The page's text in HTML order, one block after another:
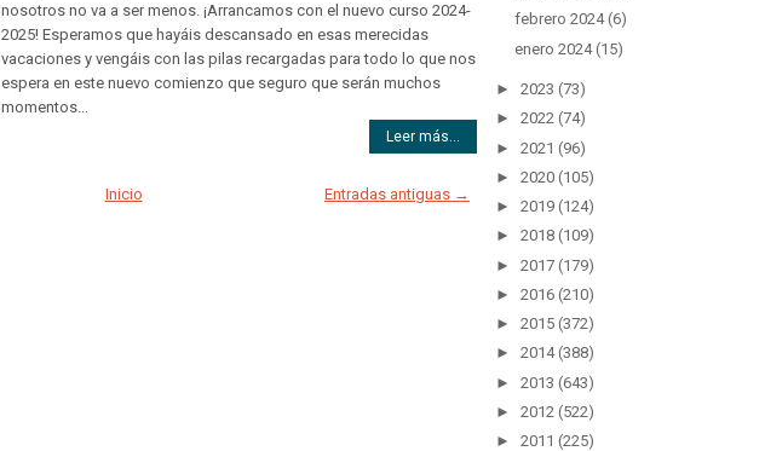
nosotros no va a ser menos. ¡Arrancamos con el nuevo curso 2024-
2025! Esperamos que hayáis descansado en esas merecidas
vacaciones y vengáis con las pilas recargadas para todo lo que nos
espera en este nuevo comienzo que seguro que serán muchos
momentos...
Leer más...
Entradas antiguas →
Inicio
febrero 2024(6)
enero 2024(15)
► 2023 (73)
► 2022 (74)
► 2021 (96)
► 2020 (105)
► 2019 (124)
► 2018 (109)
► 2017 (179)
► 2016 (210)
► 2015 (372)
► 2014(388)
► 2013 (643)
► 2012 (522)
► 2011 (225)